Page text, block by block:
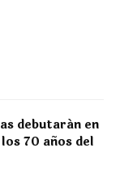
debutarán en
70 años del